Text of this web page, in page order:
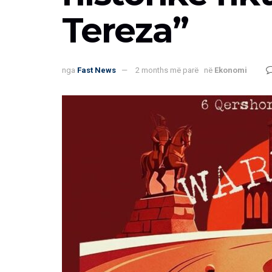
Tereza”
nga Fast News 2 months më parë në Ekonomi